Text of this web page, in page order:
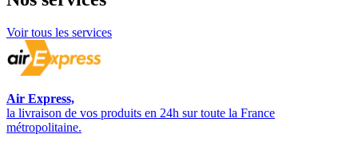
Voir tous les services
Air Express,
la livraison de vos produits en 24h sur toute la France
métropolitaine.